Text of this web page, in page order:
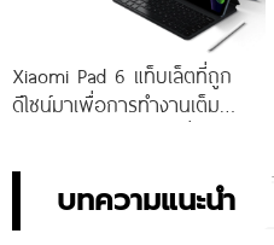
Xiaomi Pad 6 แท็บเล็ตที่ถูก
ดีไซน์มาเพื่อการทำงานเต็ม
บทความแนะนำ